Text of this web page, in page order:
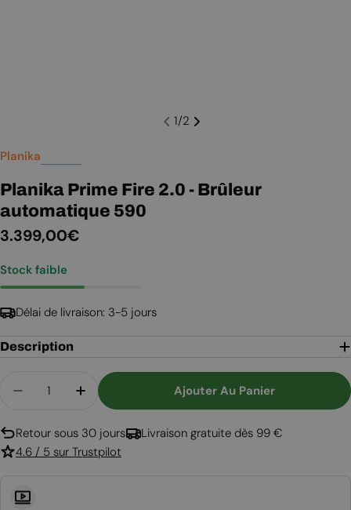
1/2
Planika
Planika Prime Fire 2.0 - Brûleur
automatique 590
Prix
régulier
3.399,00€
Stock faible
Délai de livraison: 3-5 jours
Description
Diminuer La Quantité Pour Planika Prime Fire
Augmenter La Quantité Pour Planika
Ajouter Au Panier
Retour sous 30 jours
Livraison gratuite dès 99 €
4.6 / 5 sur Trustpilot